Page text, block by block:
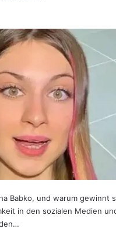
Babko, und warum gewinnt
in den sozialen Medien